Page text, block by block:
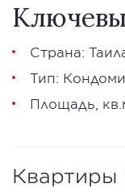
Страна:
Тип:
Площадь,
Квартиры